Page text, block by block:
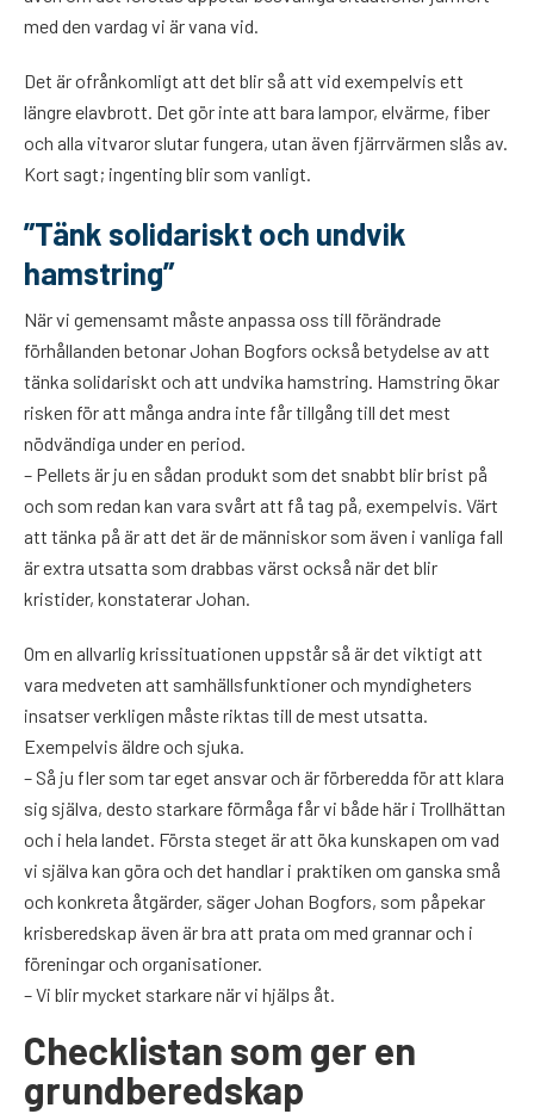
med den vardag vi är vana vid.
Det är ofrånkomligt att det blir så att vid exempelvis ett
längre elavbrott. Det gör inte att bara lampor, elvärme, fiber
och alla vitvaror slutar fungera, utan även fjärrvärmen slås av.
Kort sagt; ingenting blir som vanligt.
”Tänk solidariskt och undvik
hamstring”
När vi gemensamt måste anpassa oss till förändrade
förhållanden betonar Johan Bogfors också betydelse av att
tänka solidariskt och att undvika hamstring. Hamstring ökar
risken för att många andra inte får tillgång till det mest
nödvändiga under en period.
– Pellets är ju en sådan produkt som det snabbt blir brist på
och som redan kan vara svårt att få tag på, exempelvis. Värt
att tänka på är att det är de människor som även i vanliga fall
är extra utsatta som drabbas värst också när det blir
kristider, konstaterar Johan.
Om en allvarlig krissituationen uppstår så är det viktigt att
vara medveten att samhällsfunktioner och myndigheters
insatser verkligen måste riktas till de mest utsatta.
Exempelvis äldre och sjuka.
– Så ju fler som tar eget ansvar och är förberedda för att klara
sig själva, desto starkare förmåga får vi både här i Trollhättan
och i hela landet. Första steget är att öka kunskapen om vad
vi själva kan göra och det handlar i praktiken om ganska små
och konkreta åtgärder, säger Johan Bogfors, som påpekar
krisberedskap även är bra att prata om med grannar och i
föreningar och organisationer.
– Vi blir mycket starkare när vi hjälps åt.
Checklistan som ger en
grundberedskap